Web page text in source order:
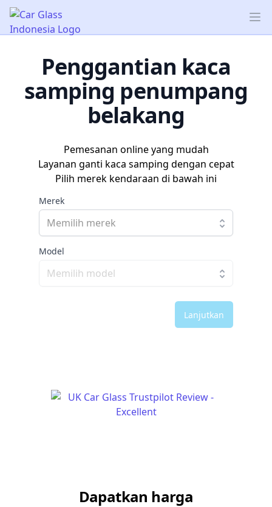
Car Glass Indonesia
Penggantian kaca
samping penumpang
belakang
Pemesanan online yang mudah
Layanan ganti kaca samping dengan cepat
Pilih merek kendaraan di bawah ini
Merek
Model
Lanjutkan
Dapatkan harga